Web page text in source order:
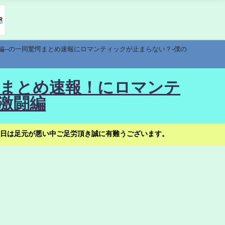
の一同驚愕まとめ速報にロマンティックが止まらない？-僕の
とめ速報！にロマンテ
闘編
足元が悪い中ご足労頂き誠に有難うございます。